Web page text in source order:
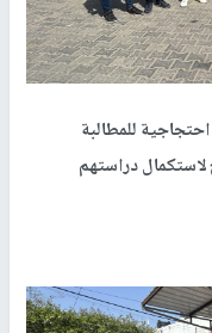
للمطالبة
دراستهم